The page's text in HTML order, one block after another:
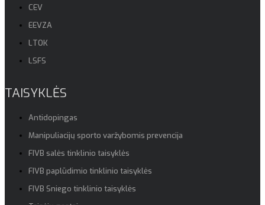
CEV
EEVZA
LTOK
LSFS
TAISYKLĖS
Antidopingas
Manipuliacijų sporto varžybomis prevencija
FIVB salės tinklinio taisyklės
FIVB paplūdimio tinklinio taisyklės
FIVB Sniego tinklinio taisyklės